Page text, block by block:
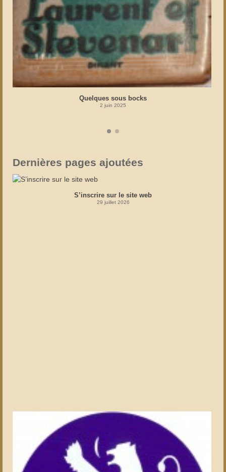
Quelques sous bocks
2 juin 2025
Dernières pages ajoutées
S’inscrire sur le site web
29 juillet 2026